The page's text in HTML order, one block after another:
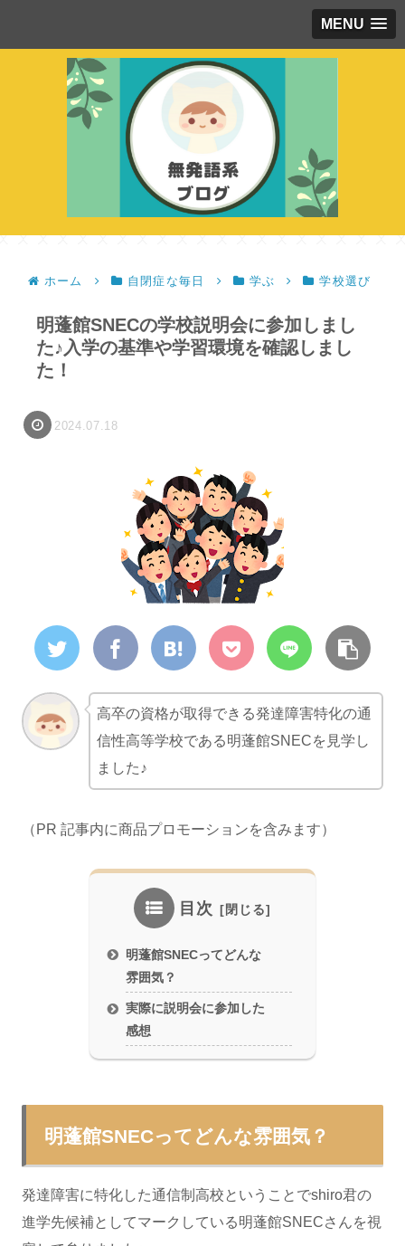
MENU
ホーム 自閉症な毎日 学ぶ 学校選び
明蓬館SNECの学校説明会に参加しまし
た♪入学の基準や学習環境を確認しまし
た！
2024.07.18
高卒の資格が取得できる発達障害特化の通
信性高等学校である明蓬館SNECを見学し
ました♪
（PR 記事内に商品プロモーションを含みます）
目次
明蓬館SNECってどんな
雰囲気？
実際に説明会に参加した
感想
明蓬館SNECってどんな雰囲気？
発達障害に特化した通信制高校ということでshiro君の
進学先候補としてマークしている明蓬館SNECさんを視